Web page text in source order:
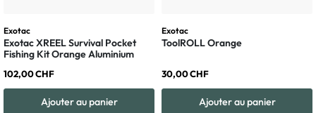
Exotac
Exotac XREEL Survival Pocket
Fishing Kit Orange Aluminium
102,00 CHF
Ajouter au panier
Exotac
ToolROLL Orange
30,00 CHF
Ajouter au panier